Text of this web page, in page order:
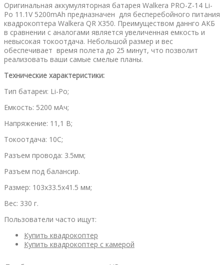
Оригинальная аккумуляторная батарея Walkera PRO-Z-14 Li-
Po 11.1V 5200mAh предназначен для бесперебойного питания
квадрокоптера Walkera QR X350. Преимуществом даннго АКБ
в сравнении с аналогами является увеличенная емкость и
невысокая токоотдача. Небольшой размер и вес
обеспечивает время полета до 25 минут, что позволит
реализовать ваши самые смелые планы.
Технические характеристики:
Тип батареи: Li-Po;
Емкость: 5200 мАч;
Напряжение: 11,1 В;
Токоотдача: 10С;
Разъем провода: 3.5мм;
Разъем под балансир.
Размер: 103х33.5х41.5 мм;
Вес: 330 г.
Пользователи часто ищут:
Купить квадрокоптер
Купить квадрокоптер с камерой